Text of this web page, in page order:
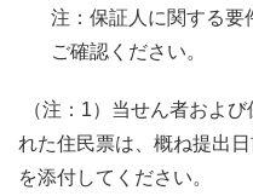
注：保証人に関する要
ご確認ください。
（注：1）当せん者およ
れた住民票は、概ね提出
を添付してください。